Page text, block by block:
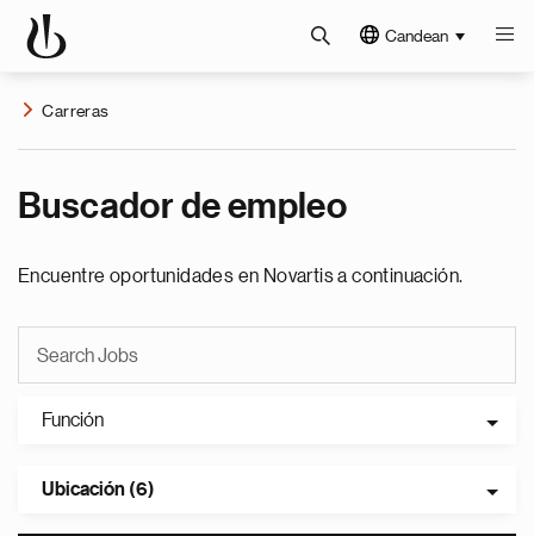
Candean
Carreras
Buscador de empleo
Encuentre oportunidades en Novartis a continuación.
Función
Ubicación (6)